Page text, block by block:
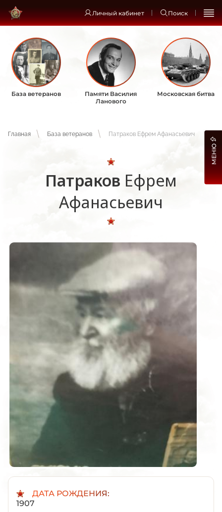
Личный кабинет Поиск
База ветеранов
Памяти Василия
Ланового
Московская битва
Главная База ветеранов Патраков Ефрем Афанасьевич
Патраков Ефрем
Афанасьевич
ДАТА РОЖДЕНИЯ:
1907
МЕНЮ